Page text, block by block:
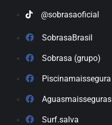
@sobrasaoficial
SobrasaBrasil
Sobrasa (grupo)
Piscinamaissegura
Aguasmaisseguras
Surf.salva